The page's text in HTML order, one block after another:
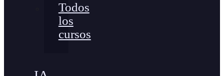
Todos
los
cursos